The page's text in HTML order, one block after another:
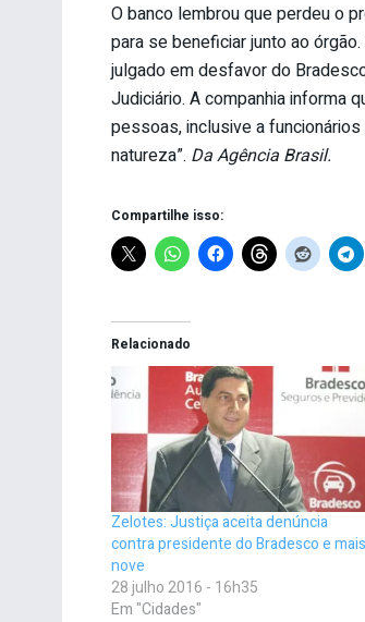
O banco lembrou que perdeu o
para se beneficiar junto ao
julgado em desfavor do
Judiciário. A companhia informa
pessoas, inclusive a
natureza”. Da Agência Brasil.
Compartilhe isso:
Relacionado
Zelotes: Justiça aceita denúncia
contra presidente do Bradesco e mais
nove
28 julho 2016 - 16h35
Em "Cidades"